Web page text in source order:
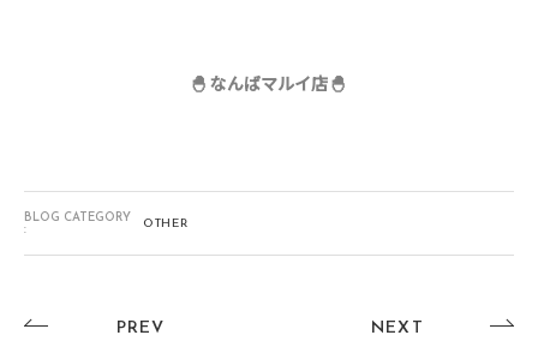
🐣なんばマルイ店🐣
BLOG CATEGORY
:
OTHER
PREV NEXT